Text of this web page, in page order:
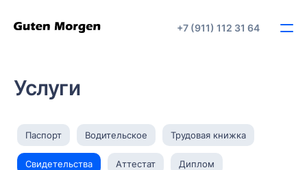
+7 (911) 112 31 64
Услуги
Паспорт Водительское Трудовая книжка
Свидетельства Аттестат Диплом